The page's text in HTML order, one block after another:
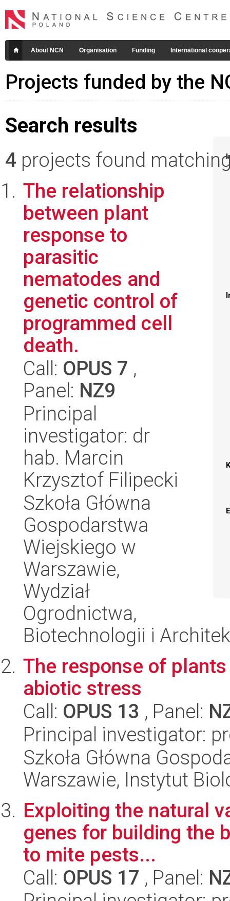
About NCN Organisation Funding International
Projects funded by the
Search results
4 projects found
The relationship
between plant
response to
parasitic
nematodes and
genetic control of
programmed cell
death.
Call: OPUS 7 ,
Panel: NZ9
Principal
investigator: dr
hab. Marcin
Krzysztof Filipecki
Szkoła Główna
Gospodarstwa
Wiejskiego w
Warszawie,
Wydział
Ogrodnictwa,
Biotechnologii i
The response of
abiotic stress
Call: OPUS 13 , Panel:
Principal investigator:
Szkoła Główna
Warszawie, Instytut
Exploiting the natural
genes for building the
to mite pests...
Call: OPUS 17 , Panel: